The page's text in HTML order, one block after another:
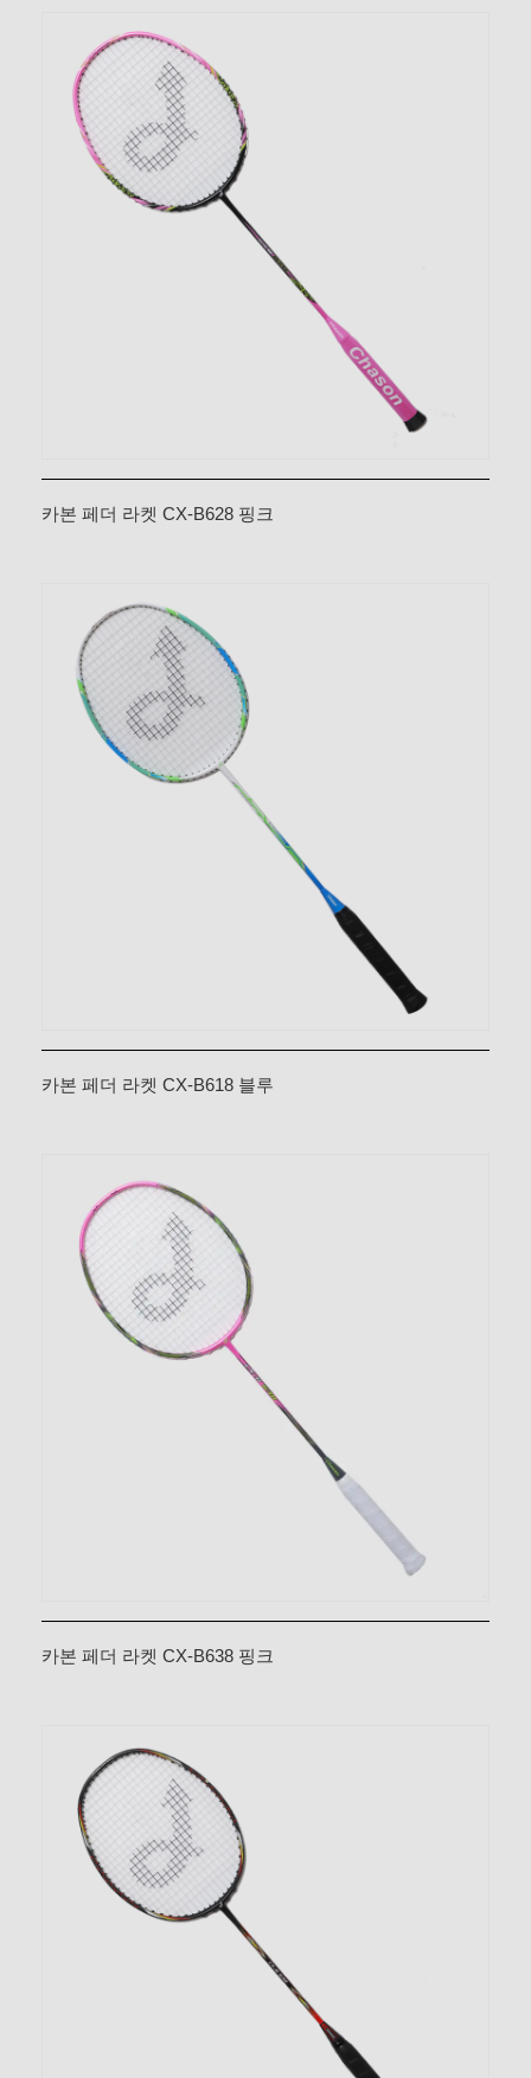
카본 페더 라켓 CX-B628 핑크
카본 페더 라켓 CX-B618 블루
카본 페더 라켓 CX-B638 핑크